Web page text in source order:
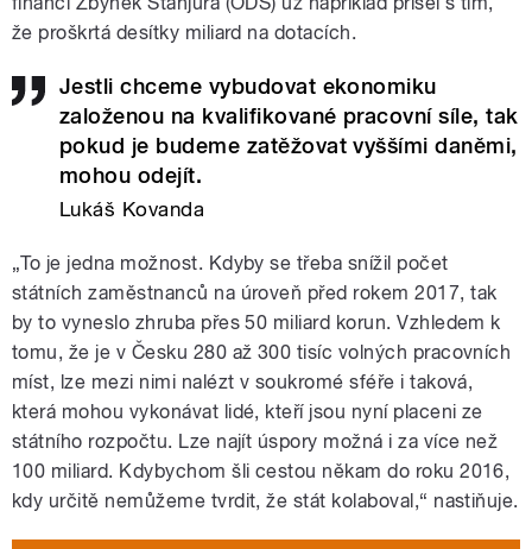
že proškrtá desítky miliard na dotacích.
Jestli chceme vybudovat ekonomiku
založenou na kvalifikované pracovní síle, tak
pokud je budeme zatěžovat vyššími daněmi,
mohou odejít.
Lukáš Kovanda
„To je jedna možnost. Kdyby se třeba snížil počet
státních zaměstnanců na úroveň před rokem 2017, tak
by to vyneslo zhruba přes 50 miliard korun. Vzhledem k
tomu, že je v Česku 280 až 300 tisíc volných pracovních
míst, lze mezi nimi nalézt v soukromé sféře i taková,
která mohou vykonávat lidé, kteří jsou nyní placeni ze
státního rozpočtu. Lze najít úspory možná i za více než
100 miliard. Kdybychom šli cestou někam do roku 2016,
kdy určitě nemůžeme tvrdit, že stát kolaboval,“ nastiňuje.